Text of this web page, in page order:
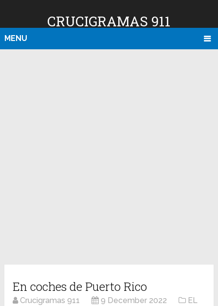
CRUCIGRAMAS 911
MENU
En coches de Puerto Rico
Crucigramas 911 9 December 2022
EL